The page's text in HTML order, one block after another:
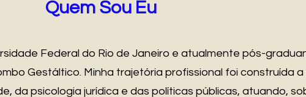
Quem Sou Eu
Federal do Rio de Janeiro e atualmente pós-
Gestáltico. Minha trajetória profissional foi construída
da psicologia jurídica e das políticas públicas, atuando,